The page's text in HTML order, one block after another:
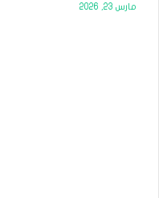
مارس 23, 2026